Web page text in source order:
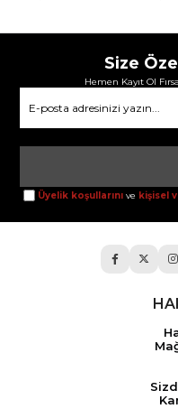
Size
Hemen Kayıt Ol
Üyelik koşullarını ve kişisel